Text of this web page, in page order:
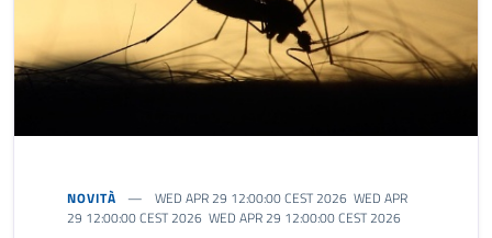
NOVITÀ
WED APR 29 12:00:00 CEST 2026 WED APR
29 12:00:00 CEST 2026 WED APR 29 12:00:00 CEST 2026